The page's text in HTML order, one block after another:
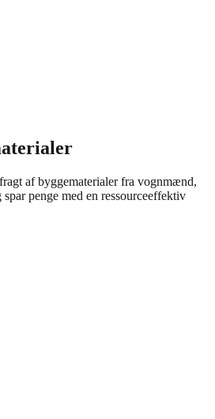
af byggematerialer fra vognmænd,
penge med en ressourceeffektiv